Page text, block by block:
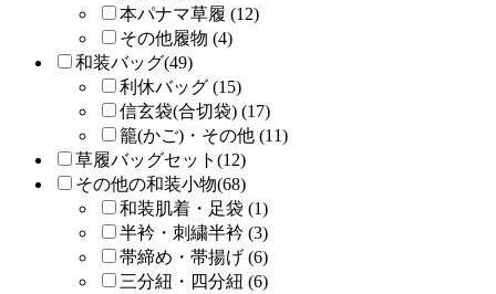
本パナマ草履 (12)
その他履物 (4)
和装バッグ(49)
利休バッグ (15)
信玄袋(合切袋) (17)
籠(かご)・その他 (11)
草履バッグセット(12)
その他の和装小物(68)
和装肌着・足袋 (1)
半衿・刺繍半衿 (3)
帯締め・帯揚げ (6)
三分紐・四分紐 (6)